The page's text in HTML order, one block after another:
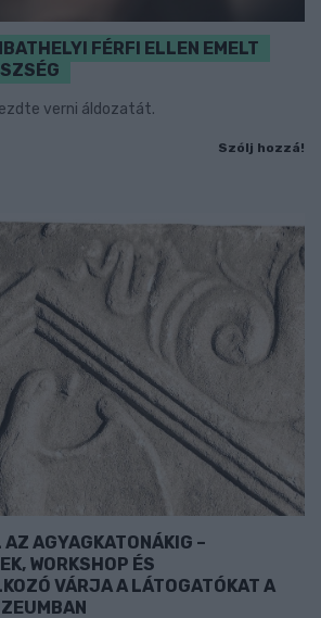
FÉRFI ELLEN EMELT
verni áldozatát.
Szólj hozzá!
AGYAGKATONÁKIG –
WORKSHOP ÉS
VÁRJA A LÁTOGATÓKAT A